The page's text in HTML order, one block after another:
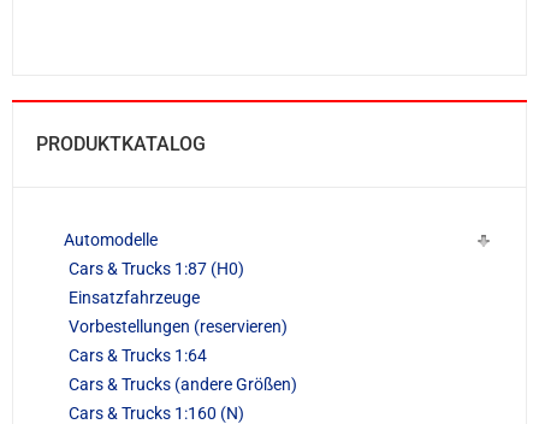
PRODUKTKATALOG
Automodelle
Cars & Trucks 1:87 (H0)
Einsatzfahrzeuge
Vorbestellungen (reservieren)
Cars & Trucks 1:64
Cars & Trucks (andere Größen)
Cars & Trucks 1:160 (N)